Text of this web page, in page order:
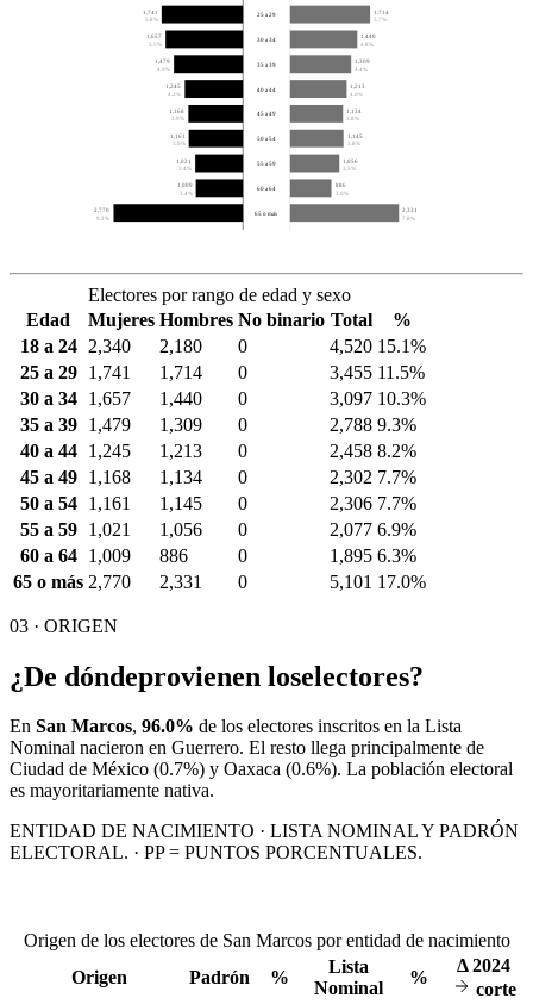
1,741
5.8%
1,714
5.7%
25 a 29
1,657
5.5%
1,440
4.8%
30 a 34
1,479
4.9%
1,309
4.4%
35 a 39
1,245
4.2%
1,213
4.0%
40 a 44
1,168
3.9%
1,134
3.8%
45 a 49
1,161
3.9%
1,145
3.8%
50 a 54
1,021
3.4%
1,056
3.5%
55 a 59
1,009
3.4%
886
3.0%
60 a 64
2,770
9.2%
2,331
7.8%
65 o más
Electores por rango de edad y sexo
Edad
Mujeres Hombres No binario Total
%
18 a 24
2,340 2,180 0 4,520 15.1%
25 a 29
1,741 1,714 0 3,455 11.5%
30 a 34
1,657 1,440 0 3,097 10.3%
35 a 39
1,479 1,309 0 2,788 9.3%
40 a 44
1,245 1,213 0 2,458 8.2%
45 a 49
1,168 1,134 0 2,302 7.7%
50 a 54
1,161 1,145 0 2,306 7.7%
55 a 59
1,021 1,056 0 2,077 6.9%
60 a 64
1,009 886 0 1,895 6.3%
65 o más 2,770 2,331 0 5,101 17.0%
03 · ORIGEN
¿De dóndeprovienen loselectores?
En San Marcos, 96.0% de los electores inscritos en la Lista
Nominal nacieron en Guerrero. El resto llega principalmente de
Ciudad de México (0.7%) y Oaxaca (0.6%). La población electoral
es mayoritariamente nativa.
ENTIDAD DE NACIMIENTO · LISTA NOMINAL Y PADRÓN
ELECTORAL. · PP = PUNTOS PORCENTUALES.
Origen de los electores de San Marcos por entidad de nacimiento
Origen
Padrón %
Lista
Nominal
%
Δ2024
corte